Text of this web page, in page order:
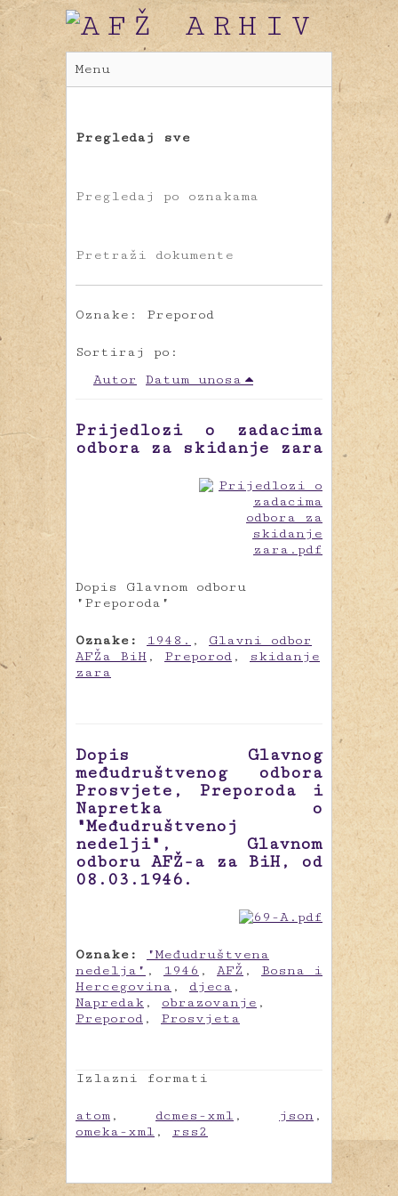
Menu
Pregledaj sve
Pregledaj po oznakama
Pretraži dokumente
Oznake: Preporod
Sortiraj po:
Autor
Datum unosa
Prijedlozi o zadacima
odbora za skidanje zara
Dopis Glavnom odboru
"Preporoda"
Oznake: 1948. , Glavni odbor
AFŽa BiH , Preporod ,
skidanje
zara
Dopis Glavnog
međudruštvenog odbora
Prosvjete, Preporoda i
Napretka o
"Međudruštvenoj
nedelji", Glavnom
odboru AFŽ-a za BiH, od
08.03.1946.
Oznake:
"Međudruštvena
nedelja" , 1946 , AFŽ , Bosna i
Hercegovina , djeca ,
Napredak , obrazovanje ,
Preporod , Prosvjeta
Izlazni formati
atom , dcmes-xml , json ,
omeka-xml , rss2